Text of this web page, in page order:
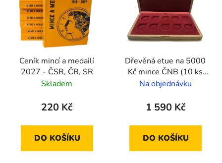
Ceník mincí a medailí
2027 - ČSR, ČR, SR
Skladem
220 Kč
DO KOŠÍKU
Dřevěná etue na 5000
Kč mince ČNB (10 ks
mincí)
Na objednávku
1 590 Kč
DO KOŠÍKU